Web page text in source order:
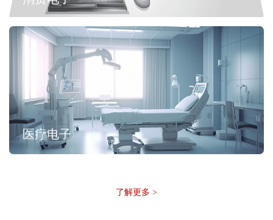
医疗电子
了解更多 >